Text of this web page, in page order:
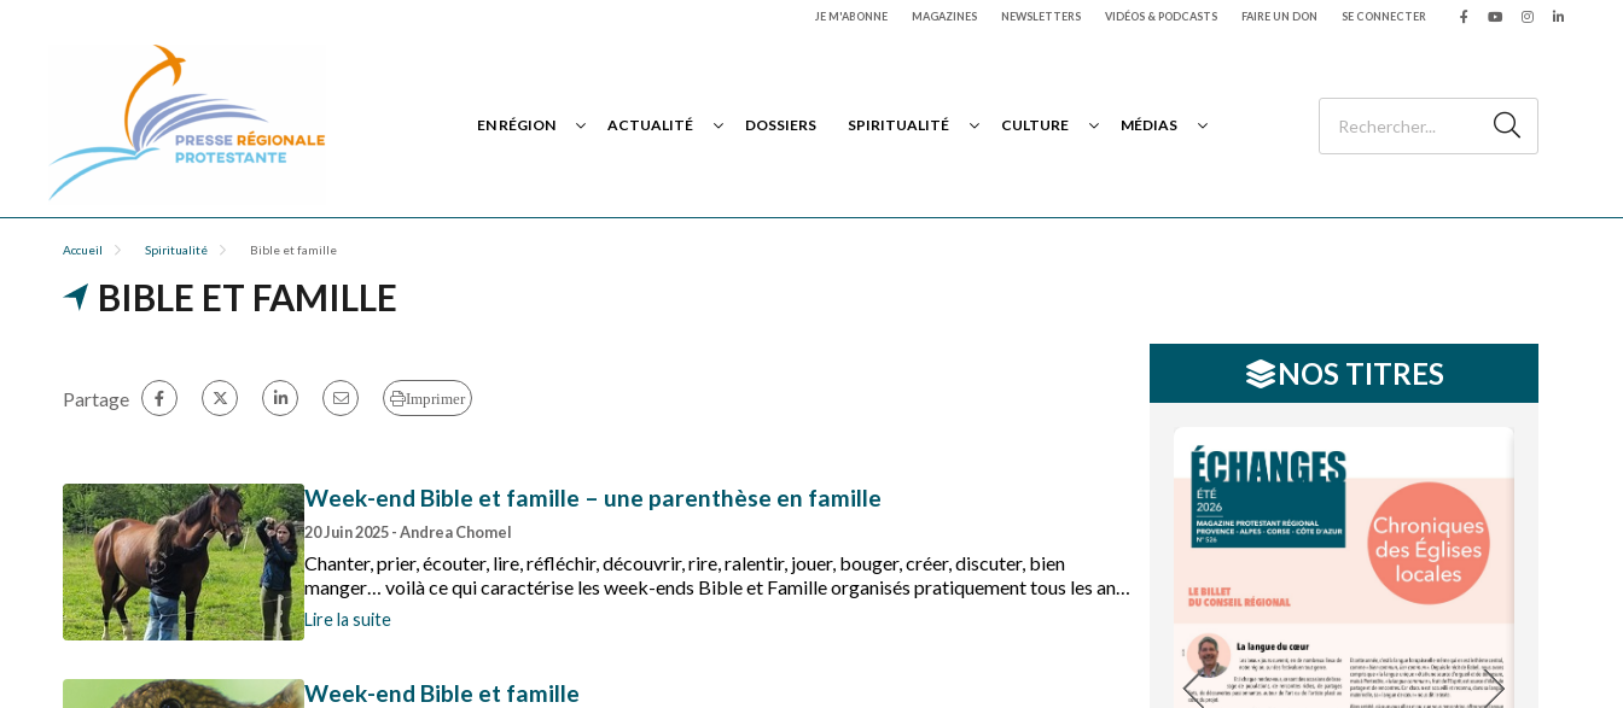
JE M'ABONNE MAGAZINES NEWSLETTERS VIDÉOS & PODCASTS FAIRE UN DON SE CONNECTER
EN RÉGION ACTUALITÉ DOSSIERS SPIRITUALITÉ CULTURE MÉDIAS
Accueil Spiritualité Bible et famille
BIBLE ET FAMILLE
Partage Imprimer
Week-end Bible et famille – une parenthèse en famille
20 Juin 2025- Andrea Chomel
Chanter, prier, écouter, lire, réfléchir, découvrir, rire, ralentir, jouer, bouger, créer, discuter, bien
manger… voilà ce qui caractérise les week-ends Bible et Famille organisés pratiquement tous les ans
à Chamaloc, entre Die et le Col de Rousset-en-Vercors, par la région Centre-Alpes-Rhône.
Lire la suite
Week-end Bible et famille
NOS TITRES